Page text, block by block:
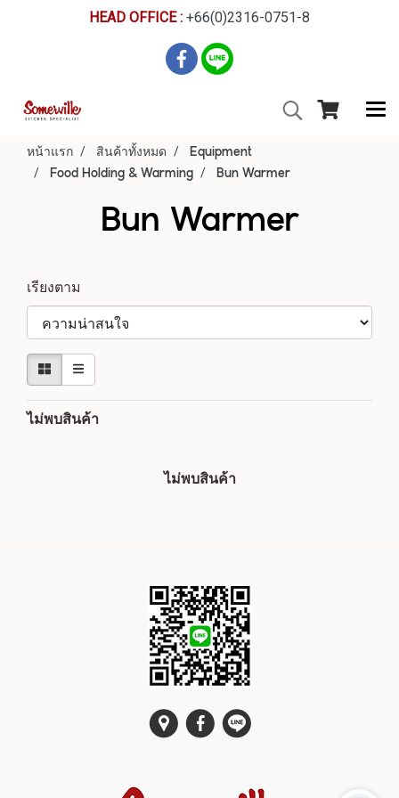
HEAD OFFICE : +66(0)2316-0751-8
หน้าแรก สินค้าทั้งหมด
Equipment
Food Holding & Warming
Bun Warmer
Bun Warmer
เรียงตาม
ไม่พบสินค้า
ไม่พบสินค้า